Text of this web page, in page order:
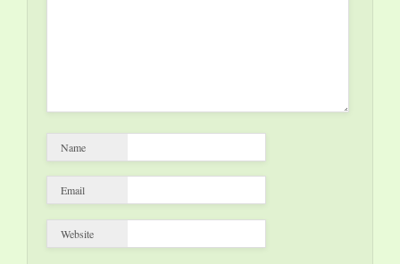
Name
Email
Website